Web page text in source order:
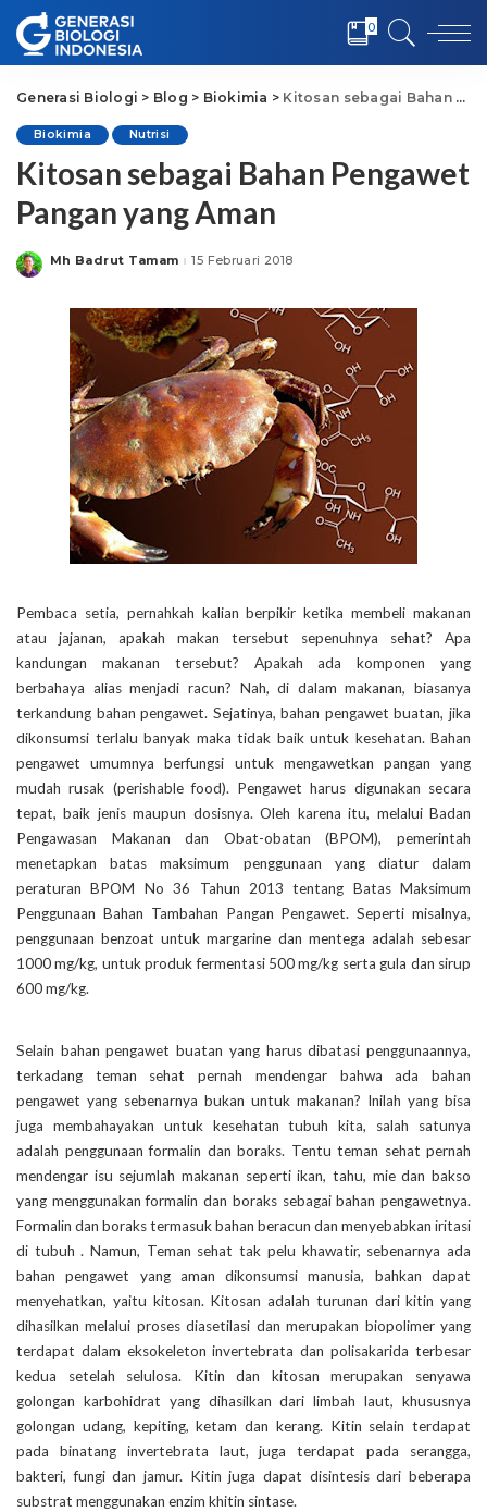
0
Generasi Biologi > Blog > Biokimia > Kitosan sebagai Bahan Pengawet Pangan yang Aman
Biokimia Nutrisi
Kitosan sebagai Bahan Pengawet
Pangan yang Aman
Posted
Mh Badrut Tamam 15 Februari 2018
Pembaca setia, pernahkah kalian berpikir ketika membeli makanan
atau jajanan, apakah makan tersebut sepenuhnya sehat? Apa
kandungan makanan tersebut? Apakah ada komponen yang
berbahaya alias menjadi racun? Nah, di dalam makanan, biasanya
terkandung bahan pengawet. Sejatinya, bahan pengawet buatan, jika
dikonsumsi terlalu banyak maka tidak baik untuk kesehatan. Bahan
pengawet umumnya berfungsi untuk mengawetkan pangan yang
mudah rusak (perishable food). Pengawet harus digunakan secara
tepat, baik jenis maupun dosisnya. Oleh karena itu, melalui Badan
Pengawasan Makanan dan Obat-obatan (BPOM), pemerintah
menetapkan batas maksimum penggunaan yang diatur dalam
peraturan BPOM No 36 Tahun 2013 tentang Batas Maksimum
Penggunaan Bahan Tambahan Pangan Pengawet. Seperti misalnya,
penggunaan benzoat untuk margarine dan mentega adalah sebesar
1000 mg/kg, untuk produk fermentasi 500 mg/kg serta gula dan sirup
600 mg/kg.
Selain bahan pengawet buatan yang harus dibatasi penggunaannya,
terkadang teman sehat pernah mendengar bahwa ada bahan
pengawet yang sebenarnya bukan untuk makanan? Inilah yang bisa
juga membahayakan untuk kesehatan tubuh kita, salah satunya
adalah penggunaan formalin dan boraks. Tentu teman sehat pernah
mendengar isu sejumlah makanan seperti ikan, tahu, mie dan bakso
yang menggunakan formalin dan boraks sebagai bahan pengawetnya.
Formalin dan boraks termasuk bahan beracun dan menyebabkan iritasi
di tubuh . Namun, Teman sehat tak pelu khawatir, sebenarnya ada
bahan pengawet yang aman dikonsumsi manusia, bahkan dapat
menyehatkan, yaitu kitosan. Kitosan adalah turunan dari kitin yang
dihasilkan melalui proses diasetilasi dan merupakan biopolimer yang
terdapat dalam eksokeleton invertebrata dan polisakarida terbesar
kedua setelah selulosa. Kitin dan kitosan merupakan senyawa
golongan karbohidrat yang dihasilkan dari limbah laut, khususnya
golongan udang, kepiting, ketam dan kerang. Kitin selain terdapat
pada binatang invertebrata laut, juga terdapat pada serangga,
bakteri, fungi dan jamur. Kitin juga dapat disintesis dari beberapa
substrat menggunakan enzim khitin sintase.